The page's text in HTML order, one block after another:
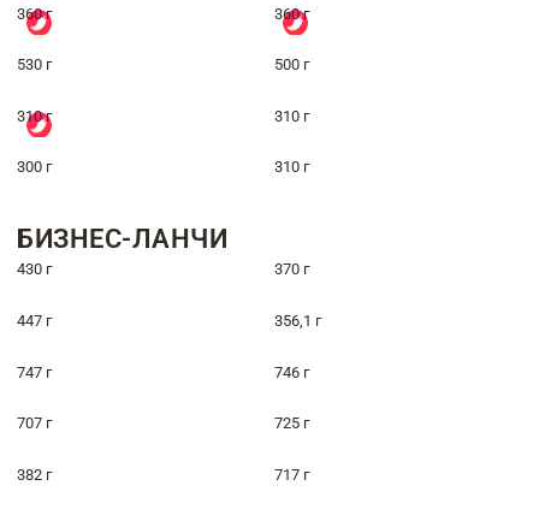
360 г 360 г
530 г 500 г
310 г 310 г
300 г 310 г
БИЗНЕС-ЛАНЧИ
430 г 370 г
447 г 356,1 г
747 г 746 г
707 г 725 г
382 г 717 г